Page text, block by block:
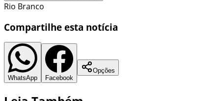
Rio Branco
Compartilhe esta notícia
WhatsApp Facebook
Opções